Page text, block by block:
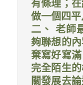
有條理；
做一個四
二、 老師
夠聯想的
棄寫好寫
完全陌生
關發展去